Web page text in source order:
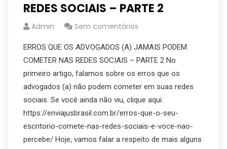
REDES SOCIAIS – PARTE 2
Admin Sem comentários
ERROS QUE OS ADVOGADOS (A) JAMAIS PODEM
COMETER NAS REDES SOCIAIS – PARTE 2 No
primeiro artigo, falamos sobre os erros que os
advogados (a) não podem cometer em suas redes
sociais. Se você ainda não viu, clique aqui:
https://enviajusbrasil.com.br/erros-que-o-seu-
escritorio-comete-nas-redes-sociais-e-voce-nao-
percebe/ Hoje, vamos falar a respeito de mais alguns